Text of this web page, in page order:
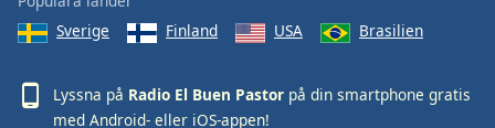
Sverige
Finland USA Brasilien
Lyssna på Radio El Buen Pastor på din smartphone gratis
med Android- eller iOS-appen!